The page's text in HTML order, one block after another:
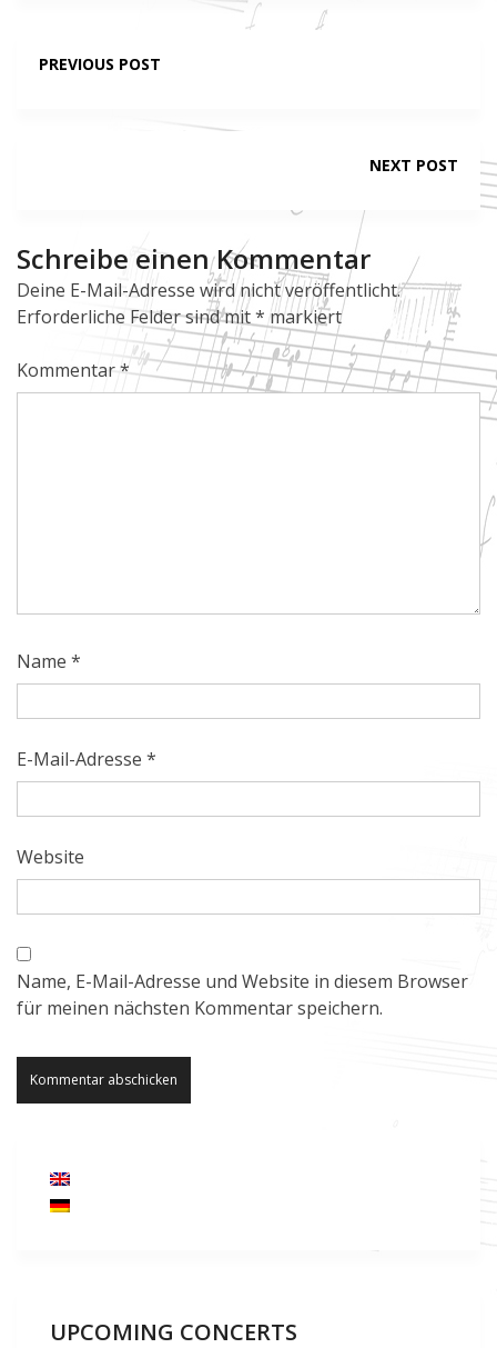
PREVIOUS POST
NEXT POST
Schreibe einen Kommentar
Deine E-Mail-Adresse wird nicht veröffentlicht.
Erforderliche Felder sind mit*markiert
Kommentar*
Name *
E-Mail-Adresse *
Website
Name, E-Mail-Adresse und Website in diesem Browser
für meinen nächsten Kommentar speichern.
UPCOMING CONCERTS